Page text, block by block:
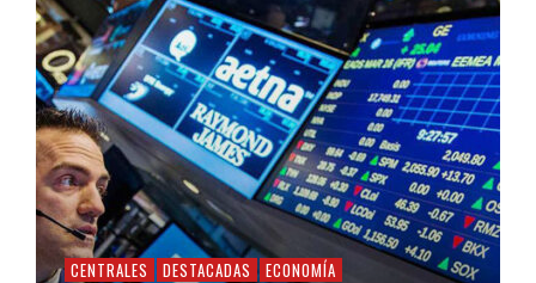
CENTRALES DESTACADAS ECONOMÍA